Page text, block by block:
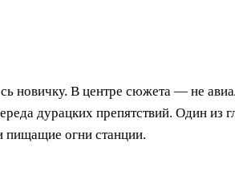
новичку. В центре сюжета — не
дурацких препятствий. Один
пищащие огни станции.